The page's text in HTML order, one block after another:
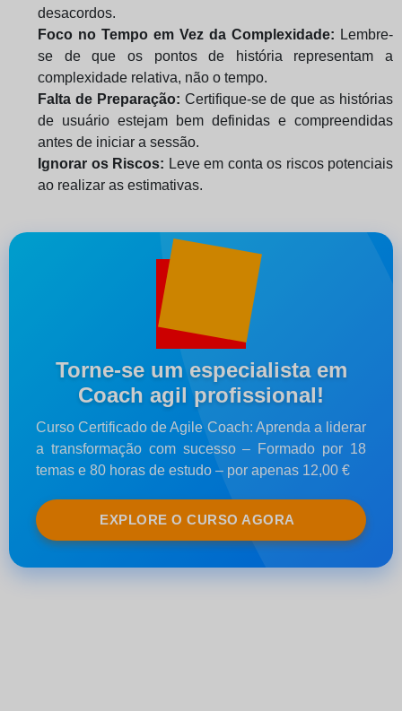
desacordos.
Foco no Tempo em Vez da Complexidade: Lembre-
se de que os pontos de história representam a
complexidade relativa, não o tempo.
Falta de Preparação: Certifique-se de que as histórias
de usuário estejam bem definidas e compreendidas
antes de iniciar a sessão.
Ignorar os Riscos: Leve em conta os riscos potenciais
ao realizar as estimativas.
Torne-se um especialista em
Coach agil profissional!
Curso Certificado de Agile Coach: Aprenda a liderar
a transformação com sucesso – Formado por 18
temas e 80 horas de estudo – por apenas 12,00 €
EXPLORE O CURSO AGORA